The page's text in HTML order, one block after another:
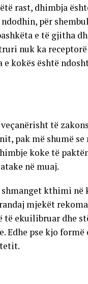
rast, dhimbja
për
e të gjitha
nuk ka
kokës është
të
pak më shumë se
koke të
në muaj.
kthimi
mjekët
të ekuilibruar dhe
Edhe pse kjo